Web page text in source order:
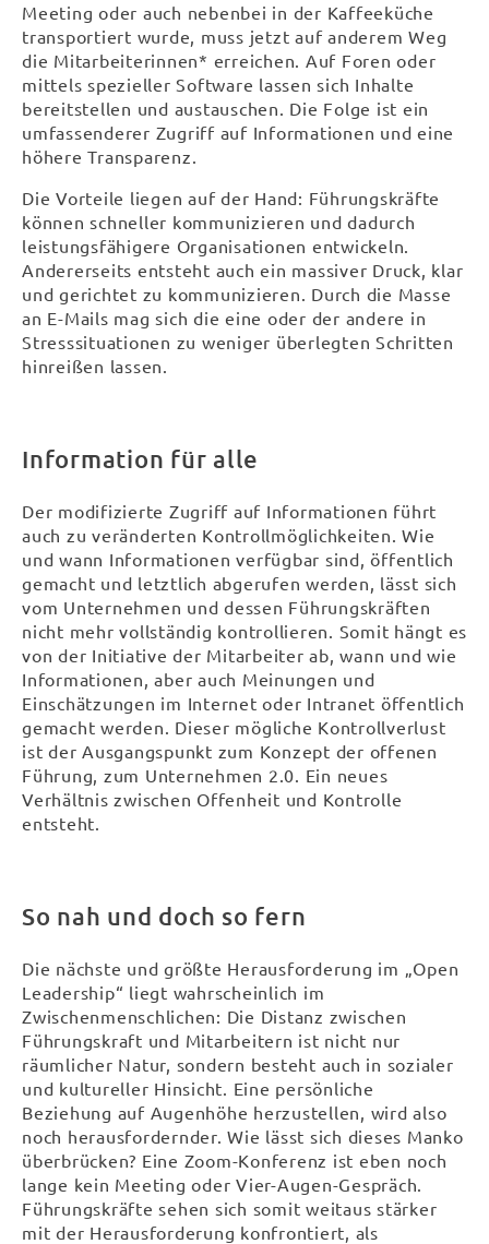
Meeting oder auch nebenbei in der Kaffeeküche
transportiert wurde, muss jetzt auf anderem Weg
die Mitarbeiterinnen* erreichen. Auf Foren oder
mittels spezieller Software lassen sich Inhalte
bereitstellen und austauschen. Die Folge ist ein
umfassenderer Zugriff auf Informationen und eine
höhere Transparenz.
Die Vorteile liegen auf der Hand: Führungskräfte
können schneller kommunizieren und dadurch
leistungsfähigere Organisationen entwickeln.
Andererseits entsteht auch ein massiver Druck, klar
und gerichtet zu kommunizieren. Durch die Masse
an E-Mails mag sich die eine oder der andere in
Stresssituationen zu weniger überlegten Schritten
hinreißen lassen.
Information für alle
Der modifizierte Zugriff auf Informationen führt
auch zu veränderten Kontrollmöglichkeiten. Wie
und wann Informationen verfügbar sind, öffentlich
gemacht und letztlich abgerufen werden, lässt sich
vom Unternehmen und dessen Führungskräften
nicht mehr vollständig kontrollieren. Somit hängt es
von der Initiative der Mitarbeiter ab, wann und wie
Informationen, aber auch Meinungen und
Einschätzungen im Internet oder Intranet öffentlich
gemacht werden. Dieser mögliche Kontrollverlust
ist der Ausgangspunkt zum Konzept der offenen
Führung, zum Unternehmen 2.0. Ein neues
Verhältnis zwischen Offenheit und Kontrolle
entsteht.
So nah und doch so fern
Die nächste und größte Herausforderung im „Open
Leadership“ liegt wahrscheinlich im
Zwischenmenschlichen: Die Distanz zwischen
Führungskraft und Mitarbeitern ist nicht nur
räumlicher Natur, sondern besteht auch in sozialer
und kultureller Hinsicht. Eine persönliche
Beziehung auf Augenhöhe herzustellen, wird also
noch herausfordernder. Wie lässt sich dieses Manko
überbrücken? Eine Zoom-Konferenz ist eben noch
lange kein Meeting oder Vier-Augen-Gespräch.
Führungskräfte sehen sich somit weitaus stärker
mit der Herausforderung konfrontiert, als